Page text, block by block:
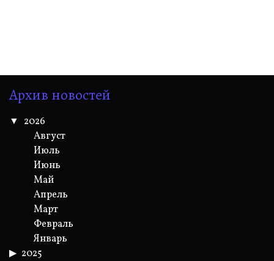
Архив новостей
2026
Август
Июль
Июнь
Май
Апрель
Март
Февраль
Январь
2025